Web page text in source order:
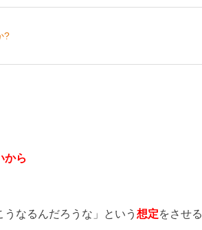
?
から
うなるんだろうな」という想定をさせる